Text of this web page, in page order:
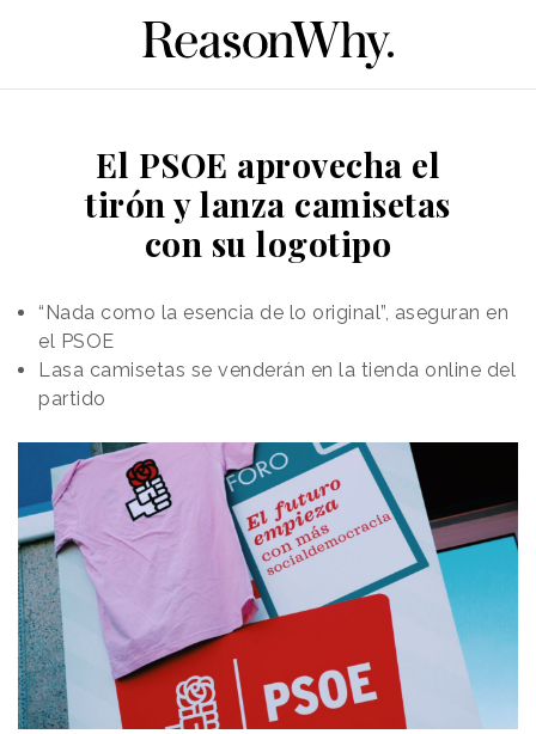
El PSOE aprovecha el
tirón y lanza camisetas
con su logotipo
“Nada como la esencia de lo original”, aseguran en
el PSOE
Lasa camisetas se venderán en la tienda online del
partido